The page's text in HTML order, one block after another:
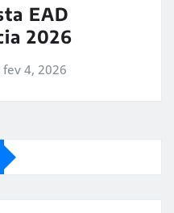
EAD
2026
fev 4, 2026